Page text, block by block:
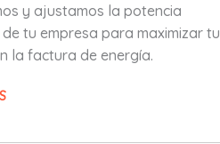
y ajustamos la potencia
tu empresa para maximizar tu
la factura de energía.